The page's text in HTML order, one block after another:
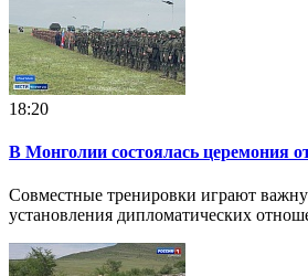
18:20
В Монголии состоялась церемония
Совместные тренировки играют
установления дипломатических